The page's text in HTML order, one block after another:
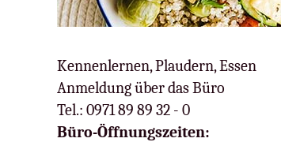
Kennenlernen, Plaudern, Essen
Anmeldung über das Büro
Tel.: 0971 89 89 32 - 0
Büro-Öffnungszeiten: